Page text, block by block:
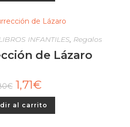
INFANTILES, Regalos
de Lázaro
€ 1,71€
al carrito